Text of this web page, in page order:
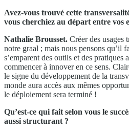
Avez-vous trouvé cette
vous cherchiez au départ entre vos
Nathalie Brousset. Créer des usages
notre graal ; mais nous pensons qu’il
s’emparent des outils et des pratiques
commencer à innover en ce sens.
le signe du développement de la
monde aura accès aux mêmes
le déploiement sera terminé !
Qu’est-ce qui fait selon vous le
aussi structurant ?